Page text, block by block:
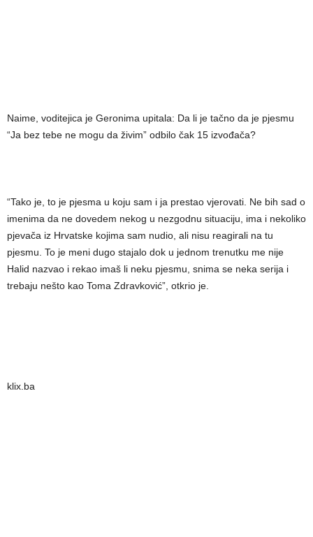
Naime, voditejica je Geronima upitala: Da li je tačno da je pjesmu
“Ja bez tebe ne mogu da živim” odbilo čak 15 izvođača?
“Tako je, to je pjesma u koju sam i ja prestao vjerovati. Ne bih sad o
imenima da ne dovedem nekog u nezgodnu situaciju, ima i nekoliko
pjevača iz Hrvatske kojima sam nudio, ali nisu reagirali na tu
pjesmu. To je meni dugo stajalo dok u jednom trenutku me nije
Halid nazvao i rekao imaš li neku pjesmu, snima se neka serija i
trebaju nešto kao Toma Zdravković”, otkrio je.
klix.ba